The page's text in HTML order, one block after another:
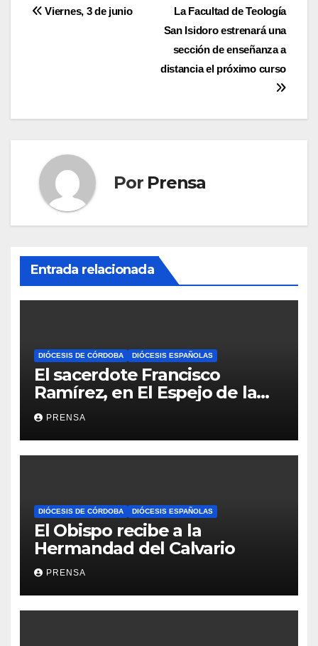
Navegación
La Facultad de Teología
San Isidoro estrenará una
sección de enseñanza a
distancia el próximo curso
Viernes, 3 de junio
Por Prensa
Entrada relacionada
DIÓCESIS DE CÓRDOBA DIÓCESIS ESPAÑOLAS
El sacerdote Francisco
Ramírez, en El Espejo de la
Iglesia
PRENSA
DIÓCESIS DE CÓRDOBA DIÓCESIS ESPAÑOLAS
El Obispo recibe a la
Hermandad del Calvario
PRENSA